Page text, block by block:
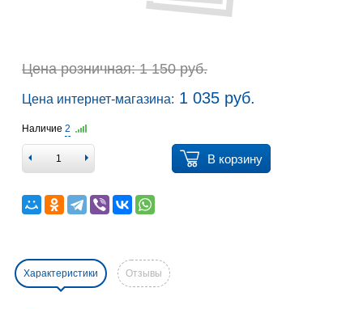
Цена розничная: 1 150 руб.
Цена интернет-магазина: 1 035 руб.
Наличие 2
В корзину
Характеристики Отзывы